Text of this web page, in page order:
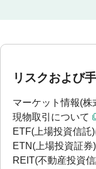
リスクおよび
マーケット情報(株
現物取引について
ETF(上場投資信託
ETN(上場投資証券
REIT(不動産投資